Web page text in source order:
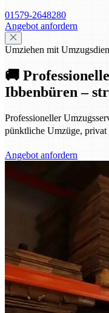
01579-2648280
Angebot anfordern
Umziehen mit
🚚
Ibbenbüren –
Professioneller
pünktliche Umzüge,
Angebot anfordern